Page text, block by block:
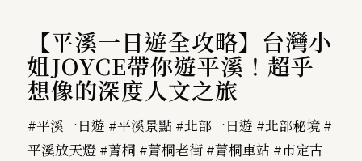
【平溪一日遊全攻略】台灣小
姐JOYCE帶你遊平溪！超乎
想像的深度人文之旅
#平溪一日遊 #平溪景點 #北部一日遊 #北部秘境 #
平溪放天燈 #菁桐 #菁桐老街 #菁桐車站 #市定古